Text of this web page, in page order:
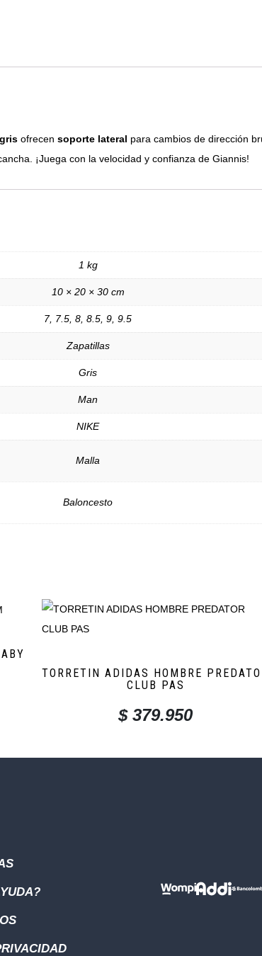
ofrecen soporte lateral para cambios de dirección
¡Juega con la velocidad y confianza de Giannis!
1 kg
10 × 20 × 30 cm
7, 7.5, 8, 8.5, 9, 9.5
Zapatillas
Gris
Man
NIKE
Malla
Baloncesto
TORRETIN ADIDAS HOMBRE
CLUB PAS
$379.950